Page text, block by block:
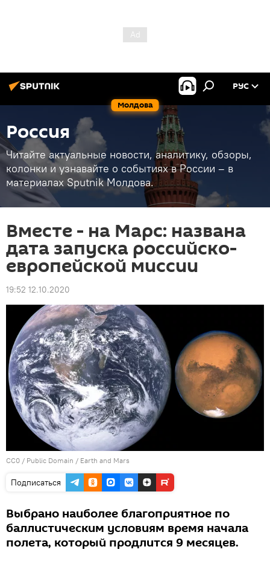
Молдова
РУС
Россия
Читайте актуальные новости, аналитику, обзоры,
колонки и узнавайте о событиях в России – в
материалах Sputnik Молдова.
Вместе - на Марс: названа
дата запуска российско-
европейской миссии
19:52 12.10.2020
CC0 / Public Domain / Earth and Mars
Подписаться
Выбрано наиболее благоприятное по
баллистическим условиям время начала
полета, который продлится 9 месяцев.